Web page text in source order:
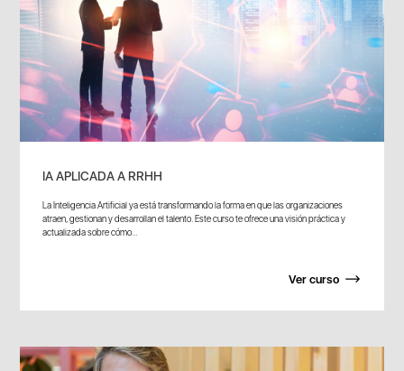
IA APLICADA A RRHH
La Inteligencia Artificial ya está transformando la forma en que las organizaciones
atraen, gestionan y desarrollan el talento. Este curso te ofrece una visión práctica y
actualizada sobre cómo...
Ver curso